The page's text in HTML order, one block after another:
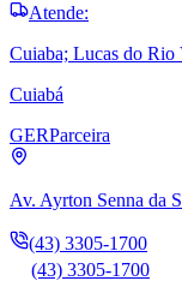
Atende:
Cuiaba; Lucas do Rio
Cuiabá
GERParceira
Av. Ayrton Senna da
(43) 3305-1700
(43) 3305-1700